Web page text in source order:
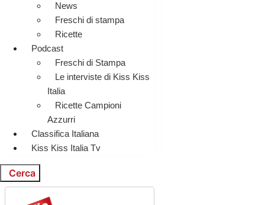
News
Freschi di stampa
Ricette
Podcast
Freschi di Stampa
Le interviste di Kiss Kiss
Italia
Ricette Campioni
Azzurri
Classifica Italiana
Kiss Kiss Italia Tv
Cerca